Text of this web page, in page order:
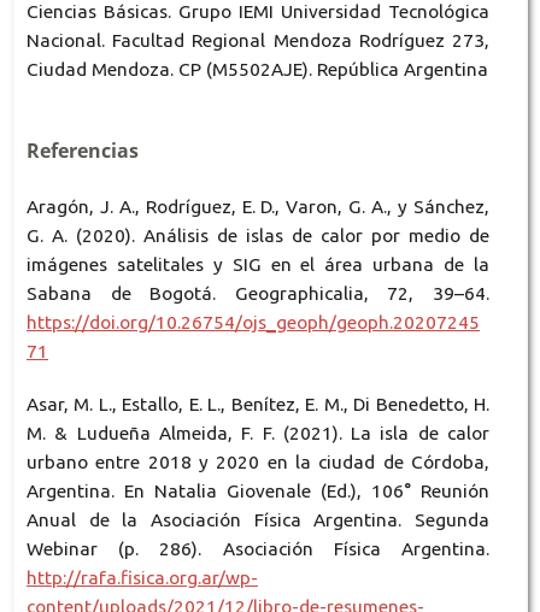
Ciencias Básicas. Grupo IEMI Universidad Tecnológica
Nacional. Facultad Regional Mendoza Rodríguez 273,
Ciudad Mendoza. CP (M5502AJE). República Argentina
Referencias
Aragón, J. A., Rodríguez, E. D., Varon, G. A., y Sánchez,
G. A. (2020). Análisis de islas de calor por medio de
imágenes satelitales y SIG en el área urbana de la
Sabana de Bogotá. Geographicalia, 72, 39–64.
https://doi.org/10.26754/ojs_geoph/geoph.20207245
71
Asar, M. L., Estallo, E. L., Benítez, E. M., Di Benedetto, H.
M. & Ludueña Almeida, F. F. (2021). La isla de calor
urbano entre 2018 y 2020 en la ciudad de Córdoba,
Argentina. En Natalia Giovenale (Ed.), 106° Reunión
Anual de la Asociación Física Argentina. Segunda
Webinar (p. 286). Asociación Física Argentina.
http://rafa.fisica.org.ar/wp-
content/uploads/2021/12/libro-de-resumenes-